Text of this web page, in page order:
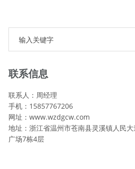
联系信息
联系人：周经理
手机：15857767206
网址：www.wzdgcw.com
地址：浙江省温州市苍南县灵溪镇人民
广场7栋4层